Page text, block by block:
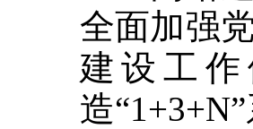
全面加强
建设工
造